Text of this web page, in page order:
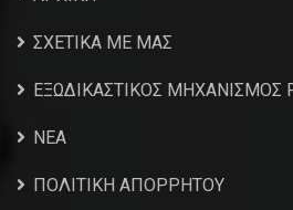
ΣΧΕΤΙΚΑ ΜΕ ΜΑΣ
ΕΞΩΔΙΚΑΣΤΙΚΟΣ ΜΗΧΑΝΙΣΜΟΣ
NEA
ΠΟΛΙΤΙΚΗ ΑΠΟΡΡΗΤΟΥ